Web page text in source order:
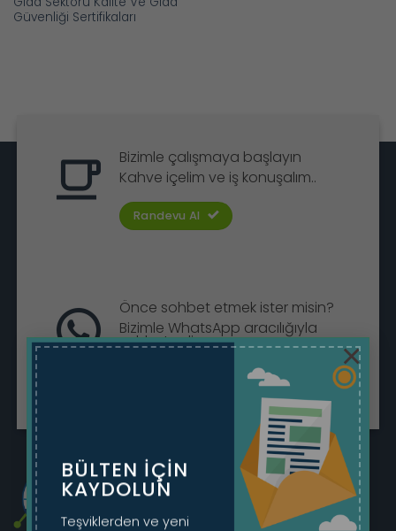
BÜLTEN IÇIN
KAYDOLUN
Teşviklerden ve yeni
×
Güvenliği Sertifikaları
Bizimle çalışmaya başlayın
Kahve içelim ve iş konuşalım..
Randevu Al
Önce sohbet etmek ister misin?
Bizimle WhatsApp aracılığıyla
sohbet edin.